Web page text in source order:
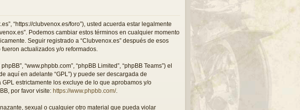
se
“https://clubvenox.es/foro”), usted acuerda estar legalmente
Podemos cambiar estos términos en cualquier momento
Seguir registrado a “Clubvenox.es” después de esos
actualizados y/o reformados.
“www.phpbb.com”, “phpBB Limited”, “phpBB Teams”) el
aquí en adelante “GPL”) y puede ser descargada de
estrictamente los excluye de lo que aprobamos y/o
por favor visite: https://www.phpbb.com/.
sexual o cualquier otro material que pueda violar